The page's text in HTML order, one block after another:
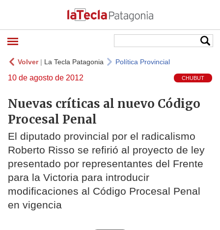
Volver| La Tecla Patagonia Política Provincial
10 de agosto de 2012 CHUBUT
Nuevas críticas al nuevo Código
Procesal Penal
El diputado provincial por el radicalismo
Roberto Risso se refirió al proyecto de ley
presentado por representantes del Frente
para la Victoria para introducir
modificaciones al Código Procesal Penal
en vigencia